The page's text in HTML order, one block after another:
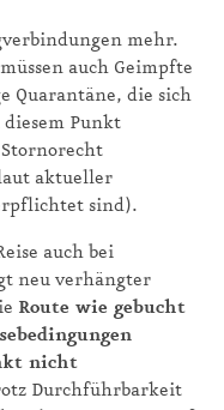
mehr.
auch Geimpfte
Quarantäne, die sich
Punkt
aktueller
sind).
auch bei
neu verhängter
Route wie gebucht
nicht
Durchführbarkeit